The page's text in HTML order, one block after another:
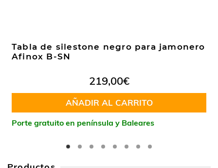
Tabla de silestone negro para jamonero
Afinox B-SN
219,00€
AÑADIR AL CARRITO
Porte gratuito en península y Baleares